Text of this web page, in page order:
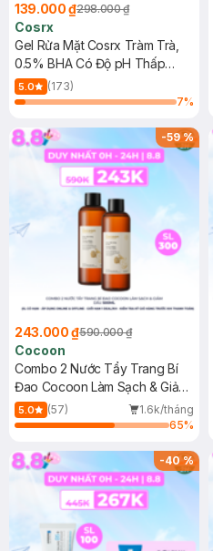
139.000 ₫298.000 ₫
Cosrx
Gel Rửa Mặt Cosrx Tràm Trà,
0.5% BHA Có Độ pH Thấp
150ml
5.0
(173)
7%
-59%
243.000 ₫590.000 ₫
Cocoon
Combo 2 Nước Tẩy Trang Bí
Đao Cocoon Làm Sạch & Giảm
Dầu 500ml
5.0 (57)
1.6k/tháng
65%
-40%